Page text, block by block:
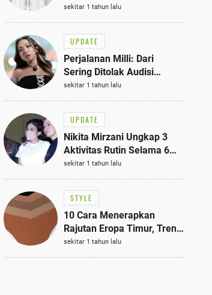
Stylish untuk Hangout
hingga Acara Semi-Formal
sekitar 1 tahun lalu
UPDATE
Perjalanan Milli: Dari
Sering Ditolak Audisi
hingga Menjadi Rapper Top
10 Thailand
sekitar 1 tahun lalu
UPDATE
Nikita Mirzani Ungkap 3
Aktivitas Rutin Selama 6
Bulan di Rutan Pondok
Bambu, Terungkap!
sekitar 1 tahun lalu
STYLE
10 Cara Menerapkan
Rajutan Eropa Timur, Tren
Mode Terbaik dan Paling
Dicari 2023
sekitar 1 tahun lalu